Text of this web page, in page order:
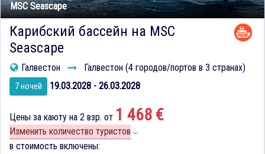
MSC Seascape
Карибский бассейн на MSC
Seascape
Галвестон Галвестон (4 городов/портов в 3 странах)
7 ночей 19.03.2028 - 26.03.2028
Цены за каюту на 2 взр. от 1 468 €
Изменить количество туристов
в стоимость включены: